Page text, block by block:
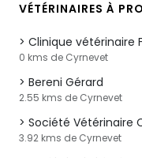
VÉTÉRINAIRES À
Clinique vétérinaire
0 kms de Cyrnevet
Bereni Gérard
2.55 kms de Cyrnevet
Société Vétérinaire
3.92 kms de Cyrnevet